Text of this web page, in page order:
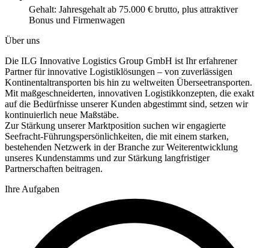
Gehalt: Jahresgehalt ab 75.000 € brutto, plus attraktiver
Bonus und Firmenwagen
Über uns​
Die ILG Innovative Logistics Group GmbH ist Ihr erfahrener
Partner für innovative Logistiklösungen – von zuverlässigen
Kontinentaltransporten bis hin zu weltweiten Überseetransporten.
Mit maßgeschneiderten, innovativen Logistikkonzepten, die exakt
auf die Bedürfnisse unserer Kunden abgestimmt sind, setzen wir
kontinuierlich neue Maßstäbe.
Zur Stärkung unserer Marktposition suchen wir engagierte
Seefracht-Führungspersönlichkeiten, die mit einem starken,
bestehenden Netzwerk in der Branche zur Weiterentwicklung
unseres Kundenstamms und zur Stärkung langfristiger
Partnerschaften beitragen.
Ihre Aufgaben